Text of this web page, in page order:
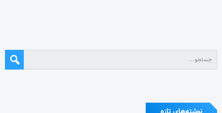
آیین یادبود اکبر عبدی برگزار می‌شود